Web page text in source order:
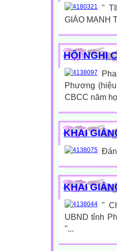
"
GIÁO MẠNH
HỘI NGHỊ
Phương
CBCC năm
KHAI
KHAI
"
UBND tỉnh
"...